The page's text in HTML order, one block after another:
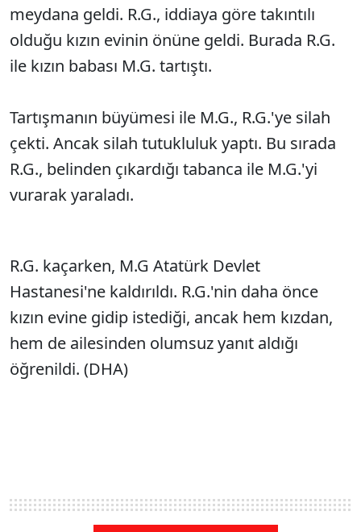
meydana geldi. R.G., iddiaya göre takıntılı
olduğu kızın evinin önüne geldi. Burada R.G.
ile kızın babası M.G. tartıştı.
Tartışmanın büyümesi ile M.G., R.G.'ye silah
çekti. Ancak silah tutukluluk yaptı. Bu sırada
R.G., belinden çıkardığı tabanca ile M.G.'yi
vurarak yaraladı.
R.G. kaçarken, M.G Atatürk Devlet
Hastanesi'ne kaldırıldı. R.G.'nin daha önce
kızın evine gidip istediği, ancak hem kızdan,
hem de ailesinden olumsuz yanıt aldığı
öğrenildi. (DHA)